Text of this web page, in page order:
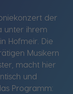
der
un­ter ihrem
Hofmeir. Die
Musikern
macht hier
und
Programm: